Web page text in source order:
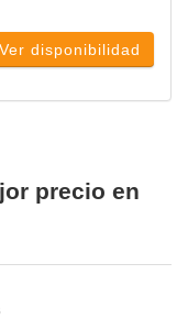
Ver disponibilidad
precio en